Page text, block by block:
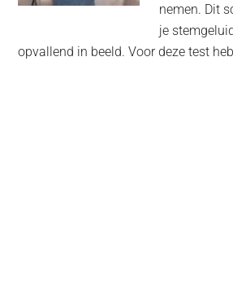
nemen. Dit
je
opvallend in beeld. Voor deze test